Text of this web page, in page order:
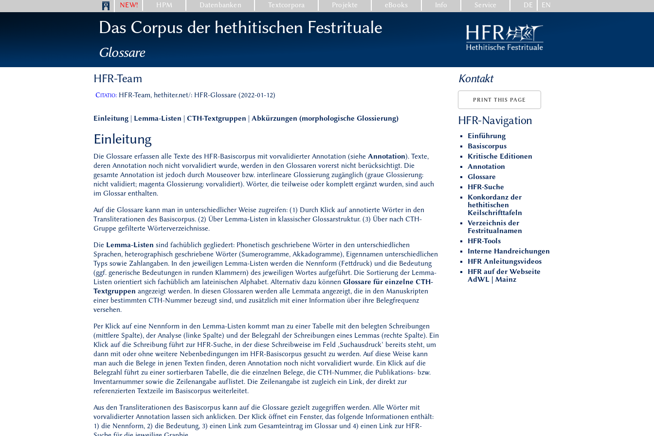
NEW! HPM Datenbanken Textcorpora Projekte eBooks Info Service DE EN
Das Corpus der hethitischen Festrituale
Glossare
HFR-Team Kontakt
Citatio: HFR-Team, hethiter.net/: HFR-Glossare (2022-01-12)
PRINT THIS PAGE
Einleitung Lemma-Listen CTH-Textgruppen Abkürzungen (morphologische Glossierung)
Einleitung
Die Glossare erfassen alle Texte des HFR-Basiscorpus mit vorvalidierter Annotation (siehe Annotation). Texte,
deren Annotation noch nicht vorvalidiert wurde, werden in den Glossaren vorerst nicht berücksichtigt. Die
gesamte Annotation ist jedoch durch Mouseover bzw. interlineare Glossierung zugänglich (graue Glossierung:
nicht validiert; magenta Glossierung: vorvalidiert). Wörter, die teilweise oder komplett ergänzt wurden, sind auch
im Glossar enthalten.
Auf die Glossare kann man in unterschiedlicher Weise zugreifen: (1) Durch Klick auf annotierte Wörter in den
Transliterationen des Basiscorpus. (2) Über Lemma-Listen in klassischer Glossarstruktur. (3) Über nach CTH-
Gruppe gefilterte Wörterverzeichnisse.
Die Lemma-Listen sind fachüblich gegliedert: Phonetisch geschriebene Wörter in den unterschiedlichen
Sprachen, heterographisch geschriebene Wörter (Sumerogramme, Akkadogramme), Eigennamen unterschiedlichen
Typs sowie Zahlangaben. In den jeweiligen Lemma-Listen werden die Nennform (Fettdruck) und die Bedeutung
(ggf. generische Bedeutungen in runden Klammern) des jeweiligen Wortes aufgeführt. Die Sortierung der Lemma-
Listen orientiert sich fachüblich am lateinischen Alphabet. Alternativ dazu können Glossare für einzelne CTH-
Textgruppen angezeigt werden. In diesen Glossaren werden alle Lemmata angezeigt, die in den Manuskripten
einer bestimmten CTH-Nummer bezeugt sind, und zusätzlich mit einer Information über ihre Belegfrequenz
versehen.
Per Klick auf eine Nennform in den Lemma-Listen kommt man zu einer Tabelle mit den belegten Schreibungen
(mittlere Spalte), der Analyse (linke Spalte) und der Belegzahl der Schreibungen eines Lemmas (rechte Spalte). Ein
Klick auf die Schreibung führt zur HFR-Suche, in der diese Schreibweise im Feld ‚Suchausdruck‘ bereits steht, um
dann mit oder ohne weitere Nebenbedingungen im HFR-Basiscorpus gesucht zu werden. Auf diese Weise kann
man auch die Belege in jenen Texten finden, deren Annotation noch nicht vorvalidiert wurde. Ein Klick auf die
Belegzahl führt zu einer sortierbaren Tabelle, die die einzelnen Belege, die CTH-Nummer, die Publikations- bzw.
Inventarnummer sowie die Zeilenangabe auflistet. Die Zeilenangabe ist zugleich ein Link, der direkt zur
referenzierten Textzeile im Basiscorpus weiterleitet.
Aus den Transliterationen des Basiscorpus kann auf die Glossare gezielt zugegriffen werden. Alle Wörter mit
vorvalidierter Annotation lassen sich anklicken. Der Klick öffnet ein Fenster, das folgende Informationen enthält:
1) die Nennform, 2) die Bedeutung, 3) einen Link zum Gesamteintrag im Glossar und 4) einen Link zur HFR-
HFR-Navigation
Einführung
Basiscorpus
Kritische Editionen
Annotation
Glossare
HFR-Suche
Konkordanz der
hethitischen
Keilschrifttafeln
Verzeichnis der
Festritualnamen
HFR-Tools
Interne Handreichungen
HFR Anleitungsvideos
HFR auf der Webseite
AdWL | Mainz